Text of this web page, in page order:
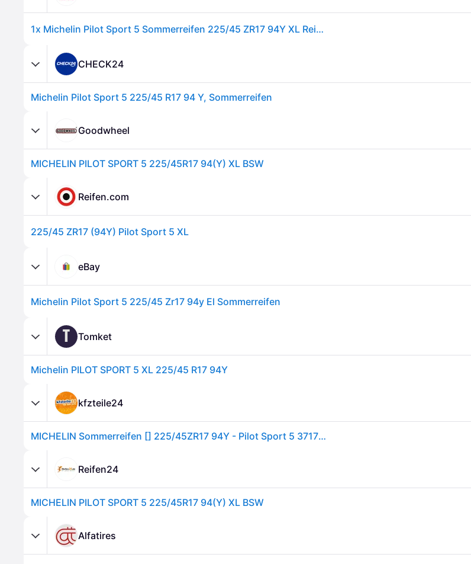
1x Michelin Pilot Sport 5 Sommerreifen 225/45 ZR17 94Y XL Reifen
CHECK24
Michelin Pilot Sport 5 225/45 R17 94 Y, Sommerreifen
Goodwheel
MICHELIN PILOT SPORT 5 225/45R17 94(Y) XL BSW
Reifen.com
225/45 ZR17 (94Y) Pilot Sport 5 XL
eBay
Michelin Pilot Sport 5 225/45 Zr17 94y El Sommerreifen
T Tomket
Michelin PILOT SPORT 5 XL 225/45 R17 94Y
kfzteile24
MICHELIN Sommerreifen [] 225/45ZR17 94Y - Pilot Sport 5 371721
Reifen24
MICHELIN PILOT SPORT 5 225/45R17 94(Y) XL BSW
Alfatires